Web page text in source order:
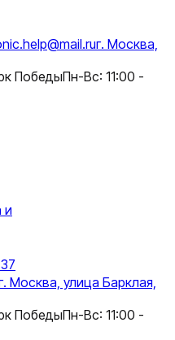
г. Москва,
ПобедыПн-Вс: 11:00 -
и
Москва, улица Барклая,
ПобедыПн-Вс: 11:00 -